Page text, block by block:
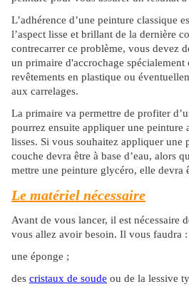
L’adhérence d’une peinture classique
l’aspect lisse et brillant de la dernière
contrecarrer ce problème, vous devez
un primaire d'accrochage spécialement
revêtements en plastique ou
aux carrelages.
La primaire va permettre de profiter
pourrez ensuite appliquer une peinture
lisses. Si vous souhaitez appliquer une
couche devra être à base d’eau, alors
mettre une peinture glycéro, elle devra
Le matériel nécessaire
Avant de vous lancer, il est nécessaire
vous allez avoir besoin. Il vous faudra :
une éponge ;
des cristaux de soude ou de la lessive